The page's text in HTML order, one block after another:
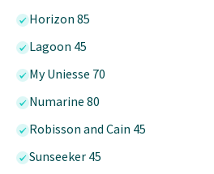
Horizon 85
Lagoon 45
My Uniesse 70
Numarine 80
Robisson and Cain 45
Sunseeker 45